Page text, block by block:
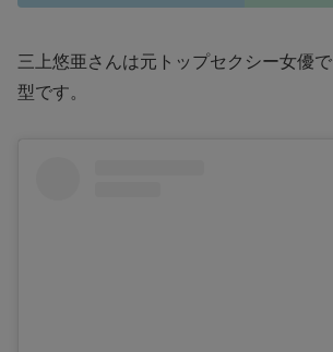
三上悠亜さんは元トップセクシー女優
型です。